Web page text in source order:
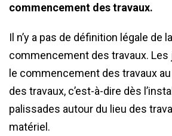
commencement des travaux.
Il n’y a pas de définition légale de
commencement des travaux.
le commencement des travaux
des travaux, c’est-à-dire dès
palissades autour du lieu des
matériel.